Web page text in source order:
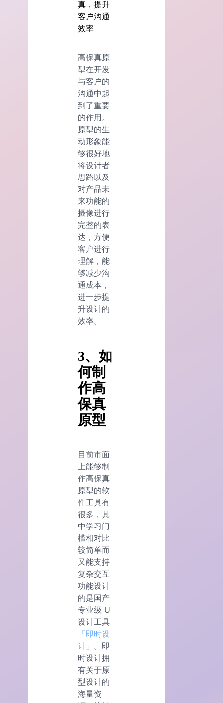
真，提升
客户沟通
效率
高保真原
型在开发
与客户的
沟通中起
到了重要
的作用。
原型的生
动形象能
够很好地
将设计者
思路以及
对产品未
来功能的
摄像进行
完整的表
达，方便
客户进行
理解，能
够减少沟
通成本，
进一步提
升设计的
效率。
3、如
何制
作高
保真
原型
目前市面
上能够制
作高保真
原型的软
件工具有
很多，其
中学习门
槛相对比
较简单而
又能支持
复杂交互
功能设计
的是国产
专业级 UI
设计工具
「即时设
计」 。即
时设计拥
有关于原
型设计的
海量资